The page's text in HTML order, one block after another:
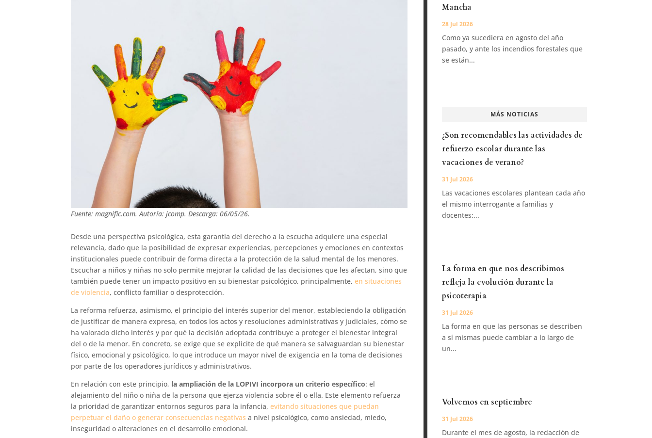
Fuente: magnific.com. Autoría: jcomp. Descarga: 06/05/26.
Desde una perspectiva psicológica, esta garantía del derecho a la escucha adquiere una especial
relevancia, dado que la posibilidad de expresar experiencias, percepciones y emociones en contextos
institucionales puede contribuir de forma directa a la protección de la salud mental de los menores.
Escuchar a niños y niñas no solo permite mejorar la calidad de las decisiones que les afectan, sino que
también puede tener un impacto positivo en su bienestar psicológico, principalmente,en situaciones
de violencia, conflicto familiar o desprotección.
La reforma refuerza, asimismo, el principio del interés superior del menor, estableciendo la obligación
de justificar de manera expresa, en todos los actos y resoluciones administrativas y judiciales, cómo se
ha valorado dicho interés y por qué la decisión adoptada contribuye a proteger el bienestar integral
del o de la menor. En concreto, se exige que se explicite de qué manera se salvaguardan su bienestar
físico, emocional y psicológico, lo que introduce un mayor nivel de exigencia en la toma de decisiones
por parte de los operadores jurídicos y administrativos.
En relación con este principio, la ampliación de la LOPIVI incorpora un criterio específico: el
alejamiento del niño o niña de la persona que ejerza violencia sobre él o ella. Este elemento refuerza
la prioridad de garantizar entornos seguros para la infancia,evitando situaciones que puedan
perpetuar el daño o generar consecuencias negativas a nivel psicológico, como ansiedad, miedo,
inseguridad o alteraciones en el desarrollo emocional.
Mancha
28 Jul 2026
Como ya sucediera en agosto del año
pasado, y ante los incendios forestales que
se están...
MÁS NOTICIAS
¿Son recomendables las actividades de
refuerzo escolar durante las
vacaciones de verano?
31 Jul 2026
Las vacaciones escolares plantean cada año
el mismo interrogante a familias y
docentes:...
La forma en que nos describimos
refleja la evolución durante la
psicoterapia
31 Jul 2026
La forma en que las personas se describen
a sí mismas puede cambiar a lo largo de
un...
Volvemos en septiembre
31 Jul 2026
Durante el mes de agosto, la redacción de